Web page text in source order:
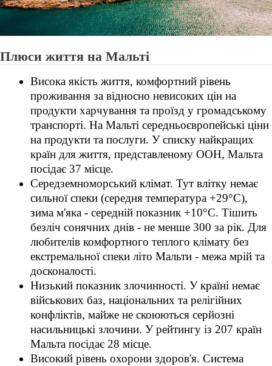
Плюси життя на Мальті
Висока якість життя, комфортний рівень
проживання за відносно невисоких цін на
продукти харчування та проїзд у громадському
транспорті. На Мальті середньоєвропейські ціни
на продукти та послуги. У списку найкращих
країн для життя, представленому ООН, Мальта
посідає 37 місце.
Середземноморський клімат. Тут влітку немає
сильної спеки (середня температура +29°C),
зима м'яка - середній показник +10°C. Тішить
безліч сонячних днів - не менше 300 за рік. Для
любителів комфортного теплого клімату без
екстремальної спеки літо Мальти - межа мрій та
досконалості.
Низький показник злочинності. У країні немає
військових баз, національних та релігійних
конфліктів, майже не скоюються серйозні
насильницькі злочини. У рейтингу із 207 країн
Мальта посідає 28 місце.
Високий рівень охорони здоров'я. Система